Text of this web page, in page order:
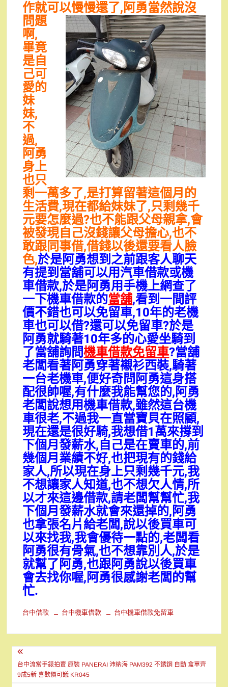
作就可以慢慢還了,阿勇當然說沒
問題
啊,
畢竟
是自
己可
愛的
妹
妹,
不
過,
阿勇
身上
也只
剩一萬多了,是打算留著這個月的
生活費,現在都給妹妹了,只剩幾千
元要怎麼過?也不能跟父母親拿,會
被發現自己沒錢讓父母擔心,也不
敢跟同事借,借錢以後還要看人臉
色,於是阿勇想到之前跟客人聊天
有提到當舖可以用汽車借款或機
車借款,於是阿勇用手機上網查了
一下機車借款的當舖,看到一間評
價不錯也可以免留車,10年的老機
車也可以借?還可以免留車?於是
阿勇就騎著10年多的心愛坐騎到
了當舖詢問機車借款免留車?當舖
老闆看著阿勇穿著襯衫西裝,騎著
一台老機車,便好奇問阿勇這身搭
配很帥喔,有什麼我能幫您的,阿勇
老闆說想用機車借款,雖然這台機
車很老,不過我一直當寶貝在照顧,
現在還是很好騎,我想借1萬來撐到
下個月發薪水,自己是在賣車的,前
幾個月業績不好,也把現有的錢給
家人,所以現在身上只剩幾千元,我
不想讓家人知道,也不想欠人情,所
以才來這邊借款,請老闆幫幫忙,我
下個月發薪水就會來還掉的,阿勇
也拿張名片給老闆,說以後買車可
以來找我,我會優待一點的,老闆看
阿勇很有骨氣,也不想靠別人,於是
就幫了阿勇,也跟阿勇說以後買車
會去找你喔,阿勇很感謝老闆的幫
忙.
台中借款 台中機車借款 台中機車借款免留車
文
章
台中流當手錶拍賣 原裝 PANERAI 沛納海 PAM392 不銹鋼 自動 盒單齊
9成5新 喜歡價可議 KR045